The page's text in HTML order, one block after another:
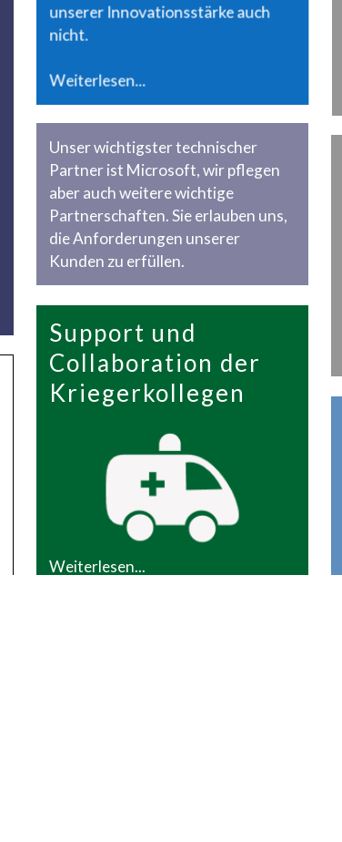
unserer Innovationsstärke auch
nicht.
Weiterlesen...
Unser wichtigster technischer
Partner ist Microsoft, wir pflegen
aber auch weitere wichtige
Partnerschaften. Sie erlauben uns,
die Anforderungen unserer
Kunden zu erfüllen.
Support und
Collaboration der
Kriegerkollegen
Weiterlesen...